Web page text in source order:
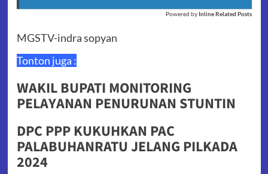
Powered by Inline Related Posts
MGSTV-indra sopyan
Tonton juga :
WAKIL BUPATI MONITORING
PELAYANAN PENURUNAN STUNTIN
DPC PPP KUKUHKAN PAC
PALABUHANRATU JELANG PILKADA
2024